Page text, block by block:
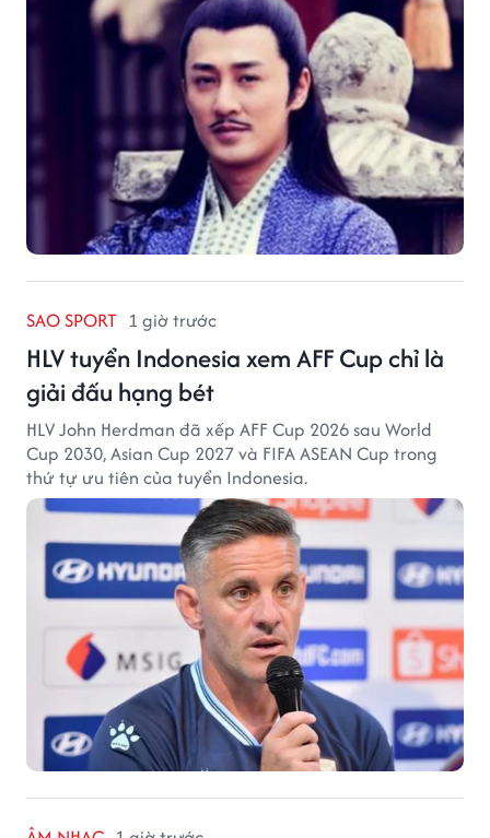
SAO SPORT 1 giờ trước
HLV tuyển Indonesia xem AFF Cup chỉ là
giải đấu hạng bét
HLV John Herdman đã xếp AFF Cup 2026 sau World
Cup 2030, Asian Cup 2027 và FIFA ASEAN Cup trong
thứ tự ưu tiên của tuyển Indonesia.